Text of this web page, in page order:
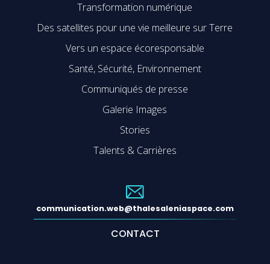
Transformation numérique
Des satellites pour une vie meilleure sur Terre
Vers un espace écoresponsable
Santé, Sécurité, Environnement
Communiqués de presse
Galerie Images
Stories
Talents & Carrières
communication.web@thalesaleniaspace.com
CONTACT